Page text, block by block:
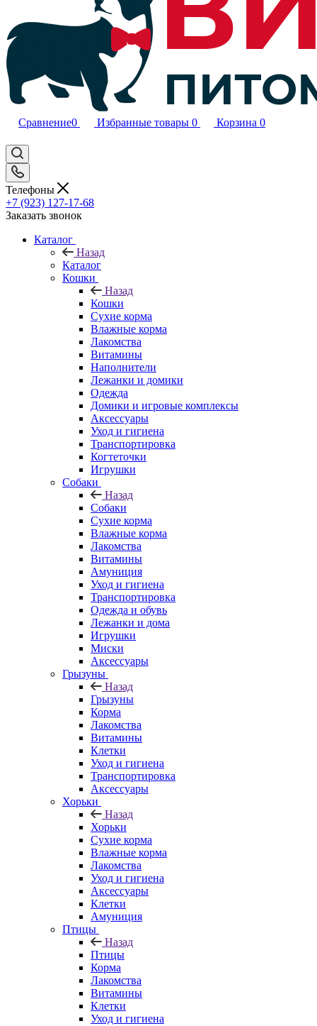
Сравнение0 Избранные товары 0 Корзина 0
Телефоны
+7 (923) 127-17-68
Заказать звонок
Каталог
Назад
Каталог
Кошки
Назад
Кошки
Сухие корма
Влажные корма
Лакомства
Витамины
Наполнители
Лежанки и домики
Одежда
Домики и игровые комплексы
Аксессуары
Уход и гигиена
Транспортировка
Когтеточки
Игрушки
Собаки
Назад
Собаки
Сухие корма
Влажные корма
Лакомства
Витамины
Амуниция
Уход и гигиена
Транспортировка
Одежда и обувь
Лежанки и дома
Игрушки
Миски
Аксессуары
Грызуны
Назад
Грызуны
Корма
Лакомства
Витамины
Клетки
Уход и гигиена
Транспортировка
Аксессуары
Хорьки
Назад
Хорьки
Сухие корма
Влажные корма
Лакомства
Уход и гигиена
Аксессуары
Клетки
Амуниция
Птицы
Назад
Птицы
Корма
Лакомства
Витамины
Клетки
Уход и гигиена